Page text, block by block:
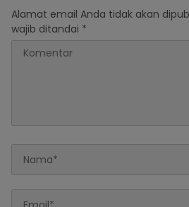
Alamat email Anda tidak akan
wajib ditandai *